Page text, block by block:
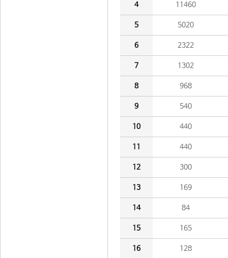
4 11460
5 5020
6 2322
7 1302
8 968
9 540
10 440
11 440
12 300
13 169
14 84
15 165
16 128